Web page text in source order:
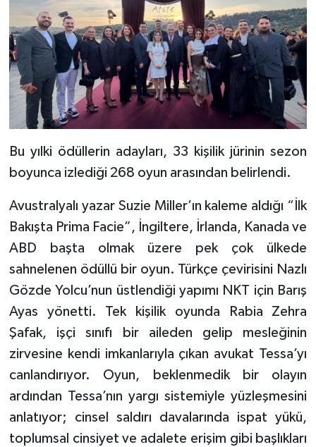
Bu yılki ödüllerin adayları, 33 kişilik jürinin sezon
boyunca izlediği 268 oyun arasından belirlendi.
Avustralyalı yazar Suzie Miller’ın kaleme aldığı “İlk
Bakışta Prima Facie”, İngiltere, İrlanda, Kanada ve
ABD başta olmak üzere pek çok ülkede
sahnelenen ödüllü bir oyun. Türkçe çevirisini Nazlı
Gözde Yolcu’nun üstlendiği yapımı NKT için Barış
Ayas yönetti. Tek kişilik oyunda Rabia Zehra
Şafak, işçi sınıfı bir aileden gelip mesleğinin
zirvesine kendi imkanlarıyla çıkan avukat Tessa’yı
canlandırıyor. Oyun, beklenmedik bir olayın
ardından Tessa’nın yargı sistemiyle yüzleşmesini
anlatıyor; cinsel saldırı davalarında ispat yükü,
toplumsal cinsiyet ve adalete erişim gibi başlıkları